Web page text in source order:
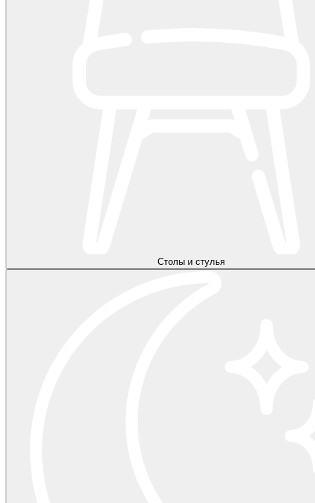
Столы и стулья